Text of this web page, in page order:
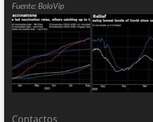
Fuente: BolaVip
Contactos